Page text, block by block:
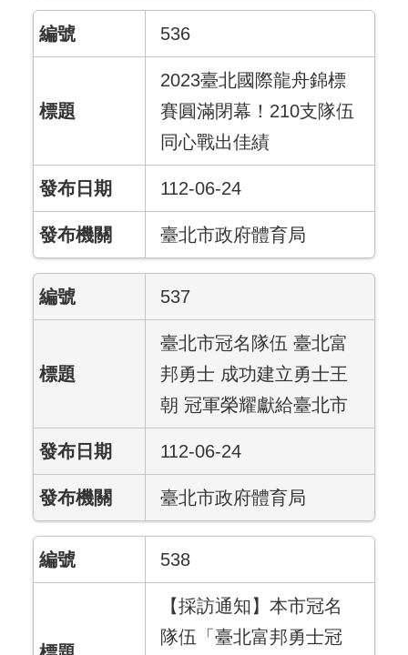
536
2023臺北國際龍舟錦標
賽圓滿閉幕！210支隊伍
同心戰出佳績
112-06-24
臺北市政府體育局
537
臺北市冠名隊伍 臺北富
邦勇士 成功建立勇士王
朝 冠軍榮耀獻給臺北市
112-06-24
臺北市政府體育局
538
【採訪通知】本市冠名
隊伍「臺北富邦勇士冠